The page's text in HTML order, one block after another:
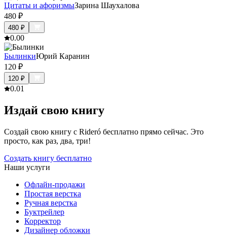
Цитаты и афоризмыЗарина Шаухалова
480 ₽
480 ₽
0.00
БылинкиЮрий Каранин
120 ₽
120 ₽
0.01
Издай свою книгу
Создай свою книгу с Rideró бесплатно прямо сейчас. Это
просто, как раз, два, три!
Создать книгу бесплатно
Наши услуги
Офлайн-продажи
Простая верстка
Ручная верстка
Буктрейлер
Корректор
Дизайнер обложки